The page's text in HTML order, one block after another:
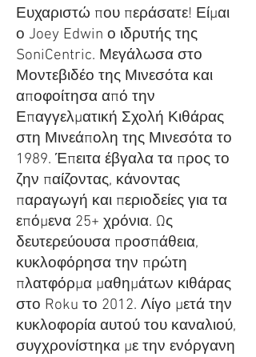
Ευχαριστώ που περάσατε! Είμαι
ο Joey Edwin ο ιδρυτής της
SoniCentric. Μεγάλωσα στο
Μοντεβιδέο της Μινεσότα και
αποφοίτησα από την
Επαγγελματική Σχολή Κιθάρας
στη Μινεάπολη της Μινεσότα το
1989. Έπειτα έβγαλα τα προς το
ζην παίζοντας, κάνοντας
παραγωγή και περιοδείες για τα
επόμενα 25+ χρόνια. Ως
δευτερεύουσα προσπάθεια,
κυκλοφόρησα την πρώτη
πλατφόρμα μαθημάτων κιθάρας
στο Roku το 2012. Λίγο μετά την
κυκλοφορία αυτού του καναλιού,
συγχρονίστηκα με την ενόργανη